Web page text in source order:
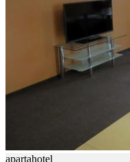
apartahotel